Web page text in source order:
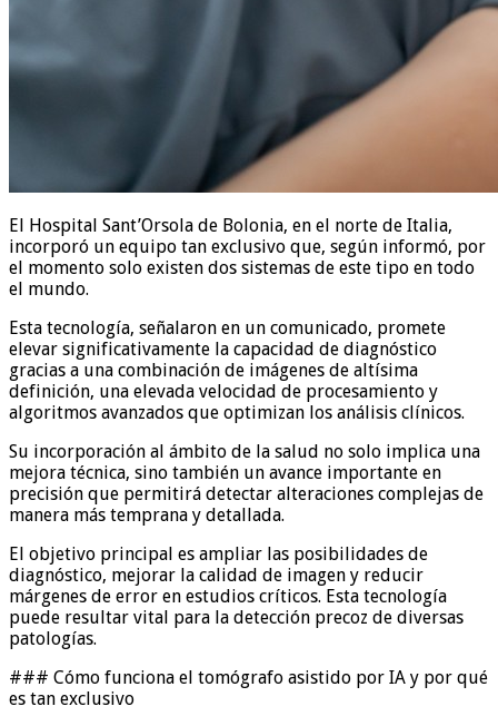
El Hospital Sant’Orsola de Bolonia, en el norte de Italia,
incorporó un equipo tan exclusivo que, según informó, por
el momento solo existen dos sistemas de este tipo en todo
el mundo.
Esta tecnología, señalaron en un comunicado, promete
elevar significativamente la capacidad de diagnóstico
gracias a una combinación de imágenes de altísima
definición, una elevada velocidad de procesamiento y
algoritmos avanzados que optimizan los análisis clínicos.
Su incorporación al ámbito de la salud no solo implica una
mejora técnica, sino también un avance importante en
precisión que permitirá detectar alteraciones complejas de
manera más temprana y detallada.
El objetivo principal es ampliar las posibilidades de
diagnóstico, mejorar la calidad de imagen y reducir
márgenes de error en estudios críticos. Esta tecnología
puede resultar vital para la detección precoz de diversas
patologías.
### Cómo funciona el tomógrafo asistido por IA y por qué
es tan exclusivo